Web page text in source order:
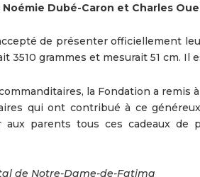
Noémie Dubé-Caron et Charles
de présenter officiellement
3510 grammes et mesurait 51 cm. Il
la Fondation a
qui ont contribué à ce
aux parents tous ces cadeaux
de Notre-Dame-de-Fatima